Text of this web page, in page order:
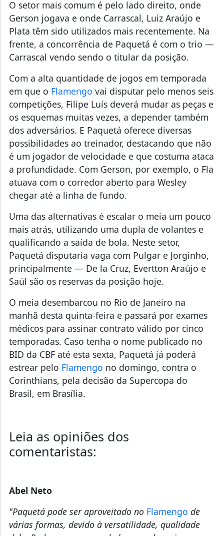
O setor mais comum é pelo lado direito, onde
Gerson jogava e onde Carrascal, Luiz Araújo e
Plata têm sido utilizados mais recentemente. Na
frente, a concorrência de Paquetá é com o trio —
Carrascal vendo sendo o titular da posição.
Com a alta quantidade de jogos em temporada
em que o Flamengo vai disputar pelo menos seis
competições, Filipe Luís deverá mudar as peças e
os esquemas muitas vezes, a depender também
dos adversários. E Paquetá oferece diversas
possibilidades ao treinador, destacando que não
é um jogador de velocidade e que costuma ataca
a profundidade. Com Gerson, por exemplo, o Fla
atuava com o corredor aberto para Wesley
chegar até a linha de fundo.
Uma das alternativas é escalar o meia um pouco
mais atrás, utilizando uma dupla de volantes e
qualificando a saída de bola. Neste setor,
Paquetá disputaria vaga com Pulgar e Jorginho,
principalmente — De la Cruz, Evertton Araújo e
Saúl são os reservas da posição hoje.
O meia desembarcou no Rio de Janeiro na
manhã desta quinta-feira e passará por exames
médicos para assinar contrato válido por cinco
temporadas. Caso tenha o nome publicado no
BID da CBF até esta sexta, Paquetá já poderá
estrear pelo Flamengo no domingo, contra o
Corinthians, pela decisão da Supercopa do
Brasil, em Brasília.
Leia as opiniões dos
comentaristas:
Abel Neto
"Paquetá pode ser aproveitado no Flamengo de
várias formas, devido à versatilidade, qualidade